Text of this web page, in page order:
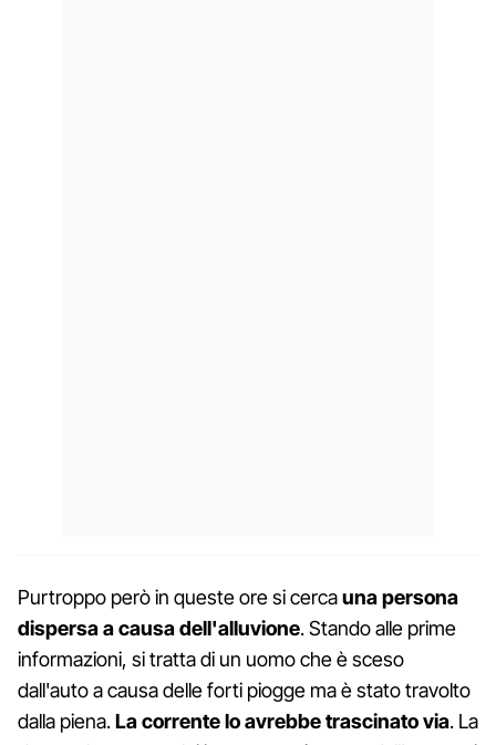
Purtroppo però in queste ore si cercauna persona
dispersa a causa dell'alluvione. Stando alle prime
informazioni, si tratta di un uomo che è sceso
dall'auto a causa delle forti piogge ma è stato travolto
dalla piena.La corrente lo avrebbe trascinato via. La